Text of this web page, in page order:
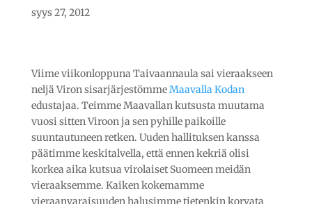
syys 27, 2012
Viime viikonloppuna Taivaannaula sai vieraakseen
neljä Viron sisarjärjestömmeMaavalla Kodan
edustajaa. Teimme Maavallan kutsusta muutama
vuosi sitten Viroon ja sen pyhille paikoille
suuntautuneen retken. Uuden hallituksen kanssa
päätimme keskitalvella, että ennen kekriä olisi
korkea aika kutsua virolaiset Suomeen meidän
vieraaksemme. Kaiken kokemamme
vieraanvaraisuuden halusimme tietenkin korvata